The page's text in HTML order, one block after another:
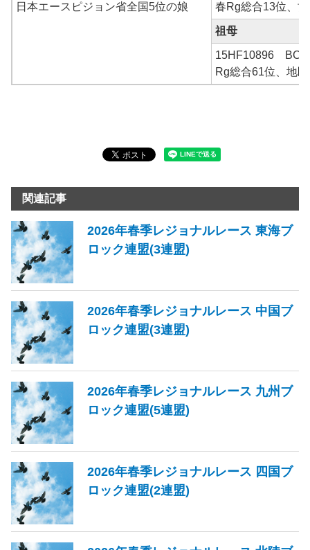
日本エースピジョン省全国5位の娘
春Rg総合13位、
祖母
15HF10896 BC
Rg総合61位、地
関連記事
2026年春季レジョナルレース 東海ブ
ロック連盟(3連盟)
2026年春季レジョナルレース 中国ブ
ロック連盟(3連盟)
2026年春季レジョナルレース 九州ブ
ロック連盟(5連盟)
2026年春季レジョナルレース 四国ブ
ロック連盟(2連盟)